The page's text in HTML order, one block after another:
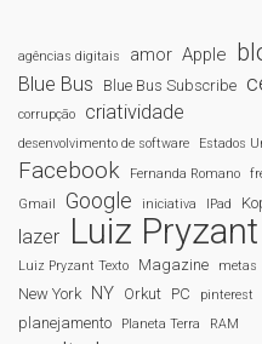
agências digitais amor Apple
Blue Bus Blue Bus Subscribe
corrupção criatividade
desenvolvimento de software Estados
Facebook Fernanda Romano
Gmail
Google iniciativa IPad
lazer Luiz Pryzant
Luiz Pryzant Texto Magazine metas
New York NY Orkut PC pinterest
planejamento Planeta Terra RAM